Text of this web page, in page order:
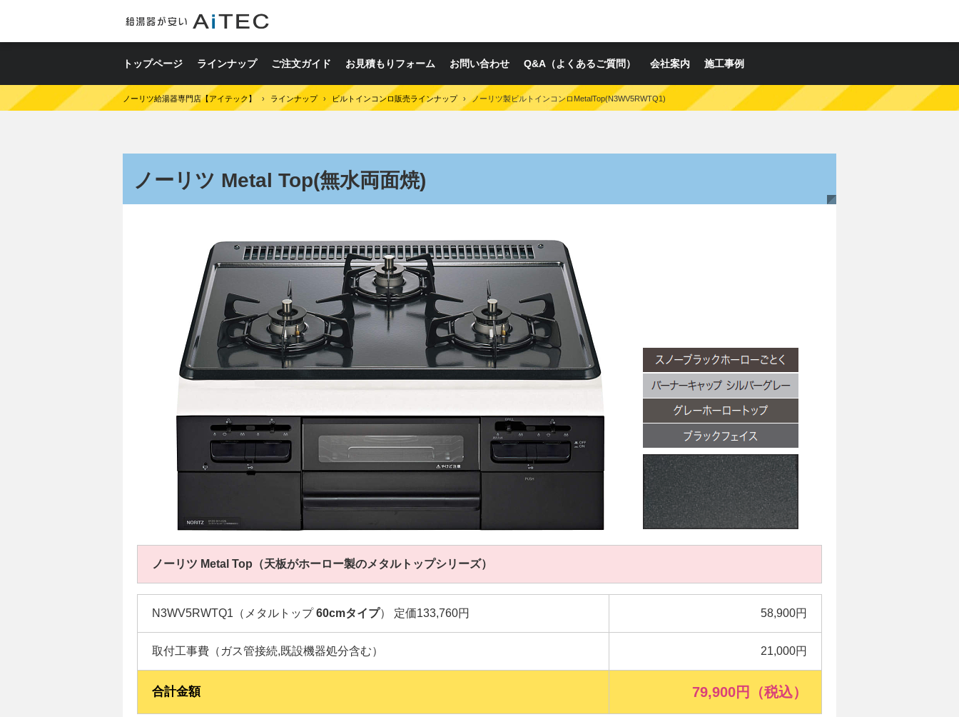
トップページ ラインナップ ご注文ガイド お見積もりフォーム お問い合わせ Q&A（よくあるご質問） 会社案内 施工事例
ノーリツ給湯器専門店【アイテック】 › ラインナップ › ビルトインコンロ販売ラインナップ › ノーリツ製ビルトインコンロMetalTop(N3WV5RWTQ1)
ノーリツ Metal Top(無水両面焼)
ノーリツ Metal Top（天板がホーロー製のメタルトップシリーズ）
N3WV5RWTQ1（メタルトップ60cmタイプ） 定価133,760円 58,900円
取付工事費（ガス管接続,既設機器処分含む） 21,000円
合計金額 79,900円（税込）